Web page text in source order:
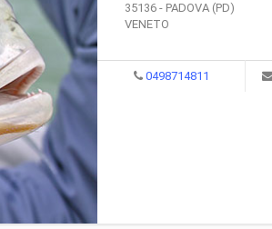
35136 - PADOVA (PD)
VENETO
0498714811